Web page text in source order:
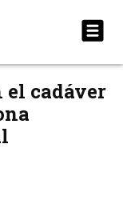
el cadáver